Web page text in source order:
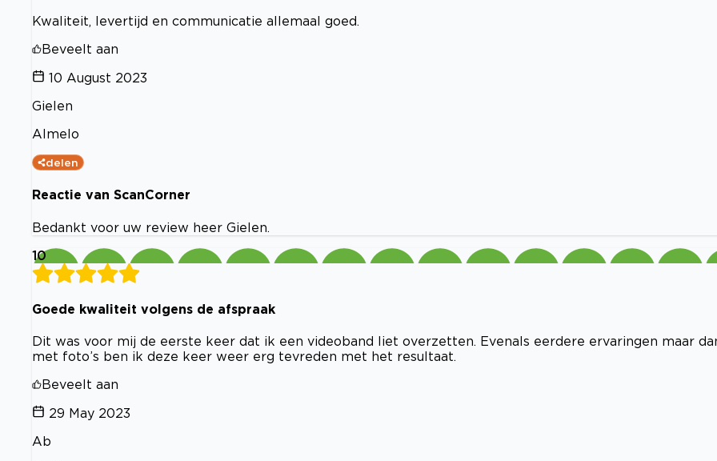
Kwaliteit, levertijd en communicatie allemaal goed.
Beveelt aan
10 August 2023
Gielen
Almelo
delen
Reactie van ScanCorner
Bedankt voor uw review heer Gielen.
10
Goede kwaliteit volgens de afspraak
Dit was voor mij de eerste keer dat ik een videoband liet overzetten. Evenals eerdere ervaringen maar
met foto’s ben ik deze keer weer erg tevreden met het resultaat.
Beveelt aan
29 May 2023
Ab